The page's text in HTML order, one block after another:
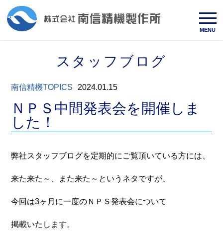
MENU
スタッフブログ
南信精機TOPICS 2024.01.15
ＮＰＳ中間発表会を開催しま
した！
弊社スタッフブログを定期的にご覧頂いている方には、
来た来た～、また来た～というネタですが、
今回は3ヶ月に一度のＮＰＳ発表会について
掲載いたします。